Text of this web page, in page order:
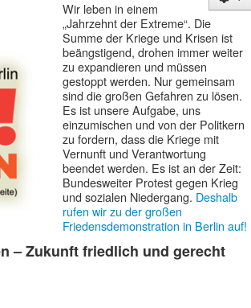
Wir leben in einem
„Jahrzehnt der Extreme“. Die
Summe der Kriege und Krisen ist
beängstigend, drohen immer weiter
zu expandieren und müssen
gestoppt werden. Nur gemeinsam
sind die großen Gefahren zu lösen.
Es ist unsere Aufgabe, uns
einzumischen und von der Politkern
zu fordern, dass die Kriege mit
Vernunft und Verantwortung
beendet werden. Es ist an der Zeit:
Bundesweiter Protest gegen Krieg
und sozialen Niedergang. Deshalb
rufen wir zu der großen
Friedensdemonstration in Berlin auf!
– Zukunft friedlich und gerecht